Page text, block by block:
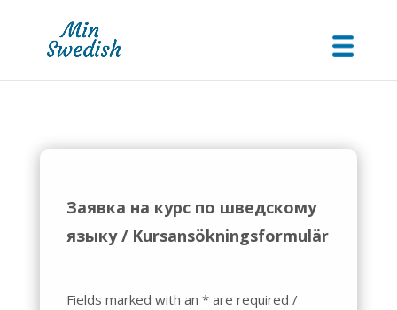
Заявка на курс по шведскому
языку / Kursansökningsformulär
Fields marked with an * are required /